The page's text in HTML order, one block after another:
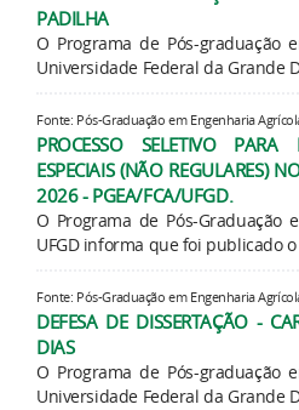
PADILHA
O Programa de Pós-graduação
Universidade Federal da Grande
Fonte: Pós-Graduação em Engenharia
PROCESSO SELETIVO
ESPECIAIS (NÃO REGULARES)
2026 - PGEA/FCA/UFGD.
O Programa de Pós-Graduação
UFGD informa que foi publicado o
Fonte: Pós-Graduação em Engenharia
DEFESA DE DISSERTAÇÃO -
DIAS
O Programa de Pós-graduação
Universidade Federal da Grande